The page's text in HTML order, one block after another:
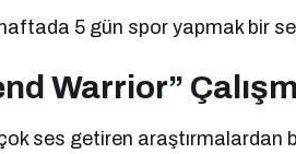
5 gün spor yapmak bir
Warrior”
ses getiren araştırmalardan